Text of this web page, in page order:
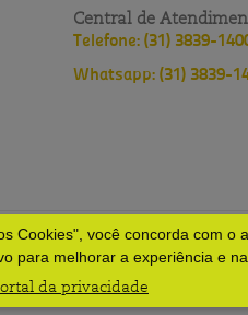
Cookies", você concorda com o
para melhorar a experiência e
da privacidade
Central de
Telefone: (31) 3839-
Whatsapp: (31) 3839-
Política de